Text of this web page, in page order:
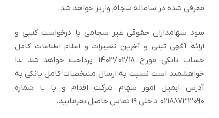
معرفی شده در سامانه سجام واریز خواهد شد.
سود سهامداران حقوقی غیر سجامی با درخواست کتبی و
ارائه آگهی ثبتی و آخرین تغییرات و اعلام اطلاعات کامل
حساب بانکی مورخ 1403/02/18 پرداخت خواهد شد لذا
خواهشمند است نسبت به ارسال مشخصات کامل بانکی به
آدرس ایمیل امور سهام شرکت اقدام و یا با شماره
02188733090 داخلی 19 تماس حاصل بفرمایید.